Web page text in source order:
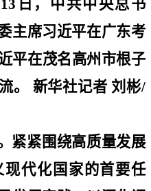
13 日，中共中央总书
主席习近平在广东考
平在茂名高州市根子
。 新华社记者 刘彬/
紧紧围绕高质量发展
代化国家的首要任